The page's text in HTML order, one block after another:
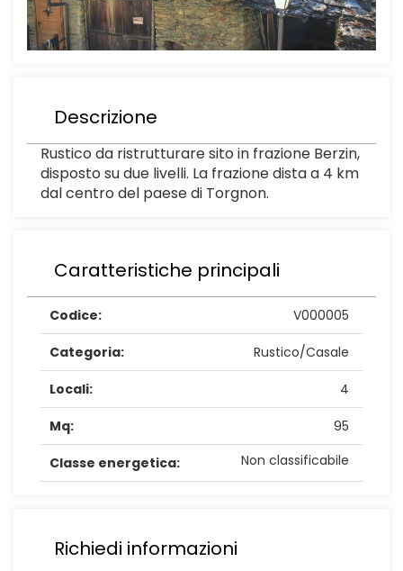
Descrizione
Rustico da ristrutturare sito in frazione Berzin,
disposto su due livelli. La frazione dista a 4 km
dal centro del paese di Torgnon.
Caratteristiche principali
Codice: V000005
Categoria: Rustico/Casale
Locali: 4
Mq: 95
Classe energetica: Non classificabile
Richiedi informazioni